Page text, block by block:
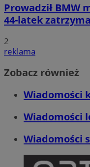
Prowadził BMW
44-latek
2
reklama
Zobacz również
Wiadomości
Wiadomości
Wiadomości